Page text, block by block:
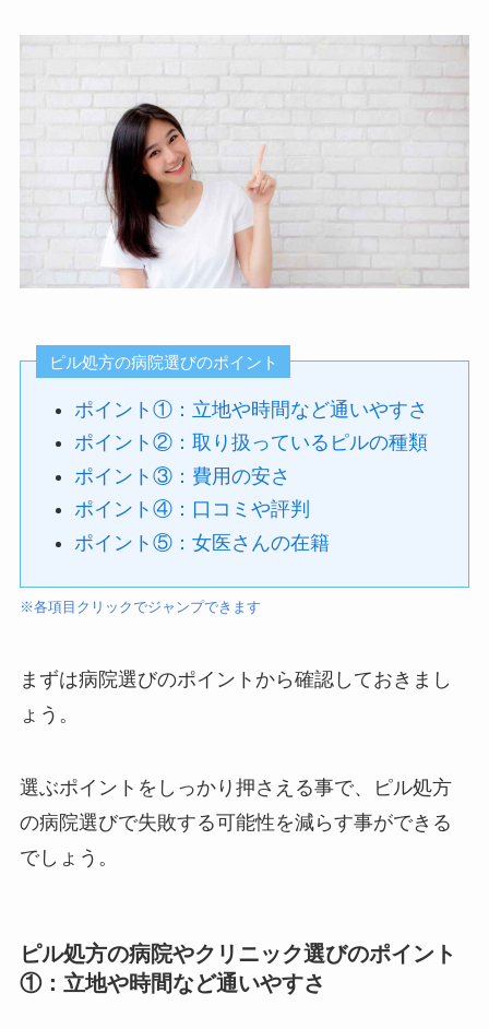
ピル処方の病院選びのポイント
ポイント①：立地や時間など通いやすさ
ポイント②：取り扱っているピルの種類
ポイント③：費用の安さ
ポイント④：口コミや評判
ポイント⑤：女医さんの在籍
※各項目クリックでジャンプできます
まずは病院選びのポイントから確認しておきまし
ょう。
選ぶポイントをしっかり押さえる事で、ピル処方
の病院選びで失敗する可能性を減らす事ができる
でしょう。
ピル処方の病院やクリニック選びのポイント
①：立地や時間など通いやすさ